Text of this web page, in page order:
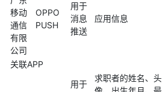
移动
通信
有限
公司
OPPO
PUSH
用于
消息
推送
应用信息
关联APP
用于
求职者的姓名、头